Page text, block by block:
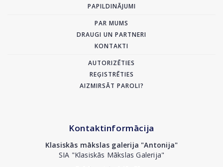
PAPILDINĀJUMI
PAR MUMS
DRAUGI UN PARTNERI
KONTAKTI
AUTORIZĒTIES
REĢISTRĒTIES
AIZMIRSĀT PAROLI?
Kontaktinformācija
Klasiskās mākslas galerija "Antonija"
SIA "Klasiskās Mākslas Galerija"